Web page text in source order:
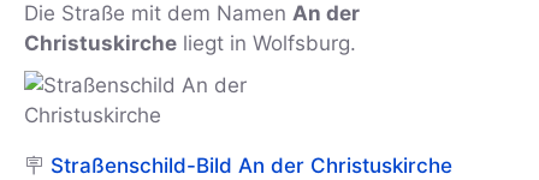
Die Straße mit dem Namen An der
Christuskirche liegt in Wolfsburg.
🪧 Straßenschild-Bild An der Christuskirche